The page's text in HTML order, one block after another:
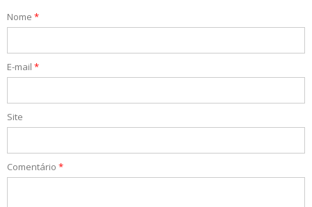
Nome *
E-mail *
Site
Comentário *